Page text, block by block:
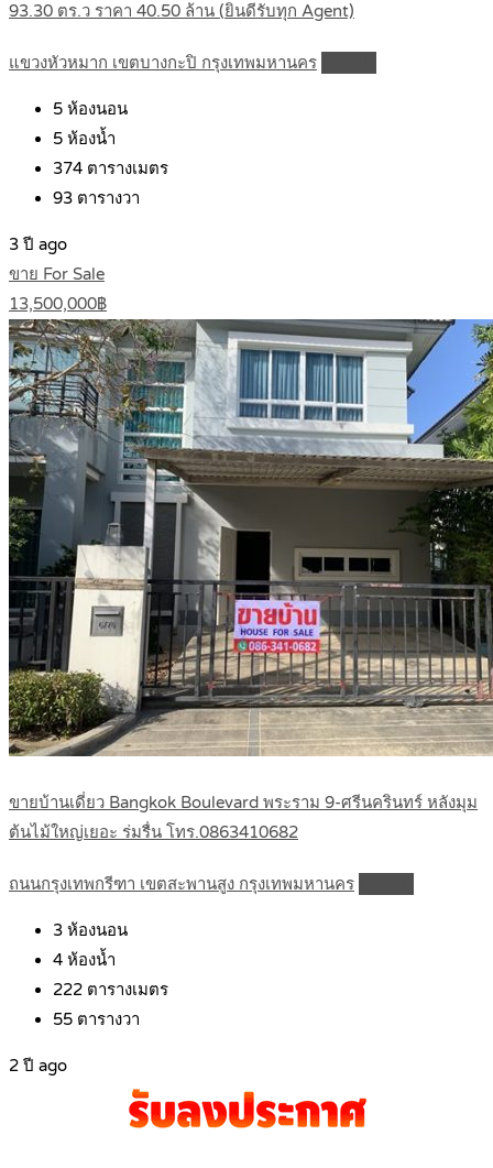
93.30 ตร.ว ราคา 40.50 ล้าน (ยินดีรับทุก Agent)
แขวงหัวหมาก เขตบางกะปิ กรุงเทพมหานคร
5 ห้องนอน
5 ห้องน้ำ
374 ตารางเมตร
93 ตารางวา
3 ปี ago
ขาย For Sale
13,500,000฿
ขายบ้านเดี่ยว Bangkok Boulevard พระราม 9-ศรีนครินทร์ หลังมุม
ต้นไม้ใหญ่เยอะ ร่มรื่น โทร.0863410682
ถนนกรุงเทพกรีฑา เขตสะพานสูง กรุงเทพมหานคร
3 ห้องนอน
4 ห้องน้ำ
222 ตารางเมตร
55 ตารางวา
2 ปี ago